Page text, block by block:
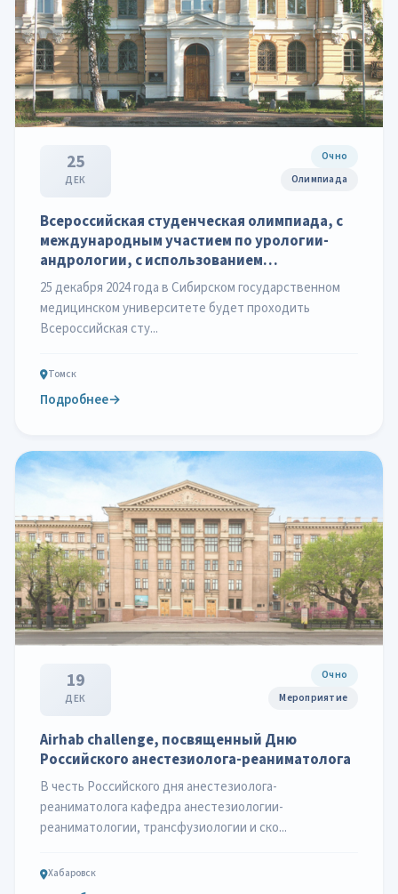
25
ДЕК
Очно
Олимпиада
Всероссийская студенческая олимпиада, с
международным участием по урологии-
андрологии, с использованием
симуляционного оборудования.
25 декабря 2024 года в Сибирском государственном
медицинском университете будет проходить
Всероссийская сту...
Томск
Подробнее→
19
ДЕК
Очно
Мероприятие
Airhab challenge, посвященный Дню
Российского анестезиолога-реаниматолога
В честь Российского дня анестезиолога-
реаниматолога кафедра анестезиологии-
реаниматологии, трансфузиологии и ско...
Хабаровск